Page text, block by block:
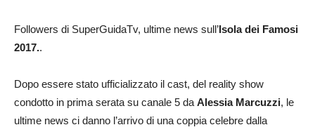
Followers di SuperGuidaTv, ultime news sull’Isola dei Famosi
2017..
Dopo essere stato ufficializzato il cast, del reality show
condotto in prima serata su canale 5 da Alessia Marcuzzi, le
ultime news ci danno l’arrivo di una coppia celebre dalla